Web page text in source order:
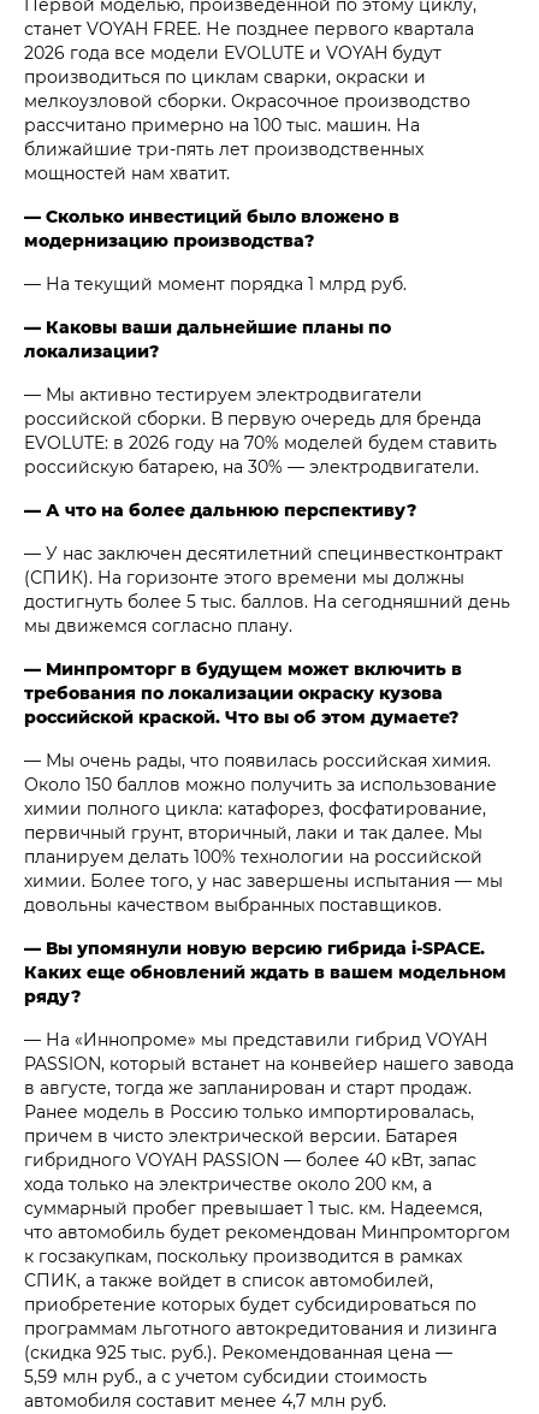
Первой моделью, произведенной по этому циклу,
станет VOYAH FREE. Не позднее первого квартала
2026 года все модели EVOLUTE и VOYAH будут
производиться по циклам сварки, окраски и
мелкоузловой сборки. Окрасочное производство
рассчитано примерно на 100 тыс. машин. На
ближайшие три-пять лет производственных
мощностей нам хватит.
— Сколько инвестиций было вложено в
модернизацию производства?
— На текущий момент порядка 1 млрд руб.
— Каковы ваши дальнейшие планы по
локализации?
— Мы активно тестируем электродвигатели
российской сборки. В первую очередь для бренда
EVOLUTE: в 2026 году на 70% моделей будем ставить
российскую батарею, на 30% — электродвигатели.
— А что на более дальнюю перспективу?
— У нас заключен десятилетний специнвестконтракт
(СПИК). На горизонте этого времени мы должны
достигнуть более 5 тыс. баллов. На сегодняшний день
мы движемся согласно плану.
— Минпромторг в будущем может включить в
требования по локализации окраску кузова
российской краской. Что вы об этом думаете?
— Мы очень рады, что появилась российская химия.
Около 150 баллов можно получить за использование
химии полного цикла: катафорез, фосфатирование,
первичный грунт, вторичный, лаки и так далее. Мы
планируем делать 100% технологии на российской
химии. Более того, у нас завершены испытания — мы
довольны качеством выбранных поставщиков.
— Вы упомянули новую версию гибрида i‑SPACE.
Каких еще обновлений ждать в вашем модельном
ряду?
— На «Иннопроме» мы представили гибрид VOYAH
PASSION, который встанет на конвейер нашего завода
в августе, тогда же запланирован и старт продаж.
Ранее модель в Россию только импортировалась,
причем в чисто электрической версии. Батарея
гибридного VOYAH PASSION — более 40 кВт, запас
хода только на электричестве около 200 км, а
суммарный пробег превышает 1 тыс. км. Надеемся,
что автомобиль будет рекомендован Минпромторгом
к госзакупкам, поскольку производится в рамках
СПИК, а также войдет в список автомобилей,
приобретение которых будет субсидироваться по
программам льготного автокредитования и лизинга
(скидка 925 тыс. руб.). Рекомендованная цена —
5,59 млн руб., а с учетом субсидии стоимость
автомобиля составит менее 4,7 млн руб.